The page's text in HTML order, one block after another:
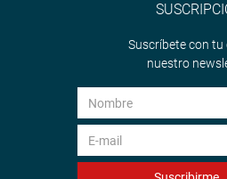
Suscríbete con tu
nuestro